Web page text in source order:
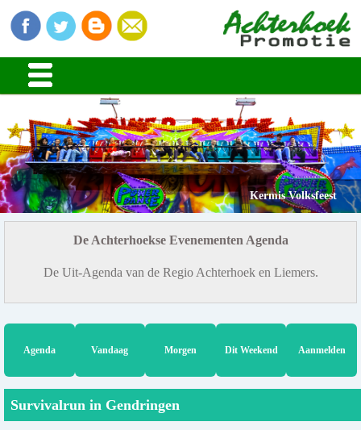
Kermis Volksfeest
De Achterhoekse Evenementen Agenda
De Uit-Agenda van de Regio Achterhoek en Liemers.
Agenda Vandaag Morgen Dit Weekend Aanmelden
Survivalrun in Gendringen